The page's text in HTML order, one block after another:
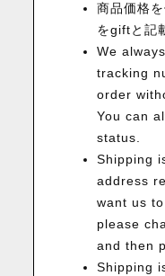
商品価格
をgiftと記
We
tracking
order
You can
status.
Shipping
address
want us
please
and then
Shipping